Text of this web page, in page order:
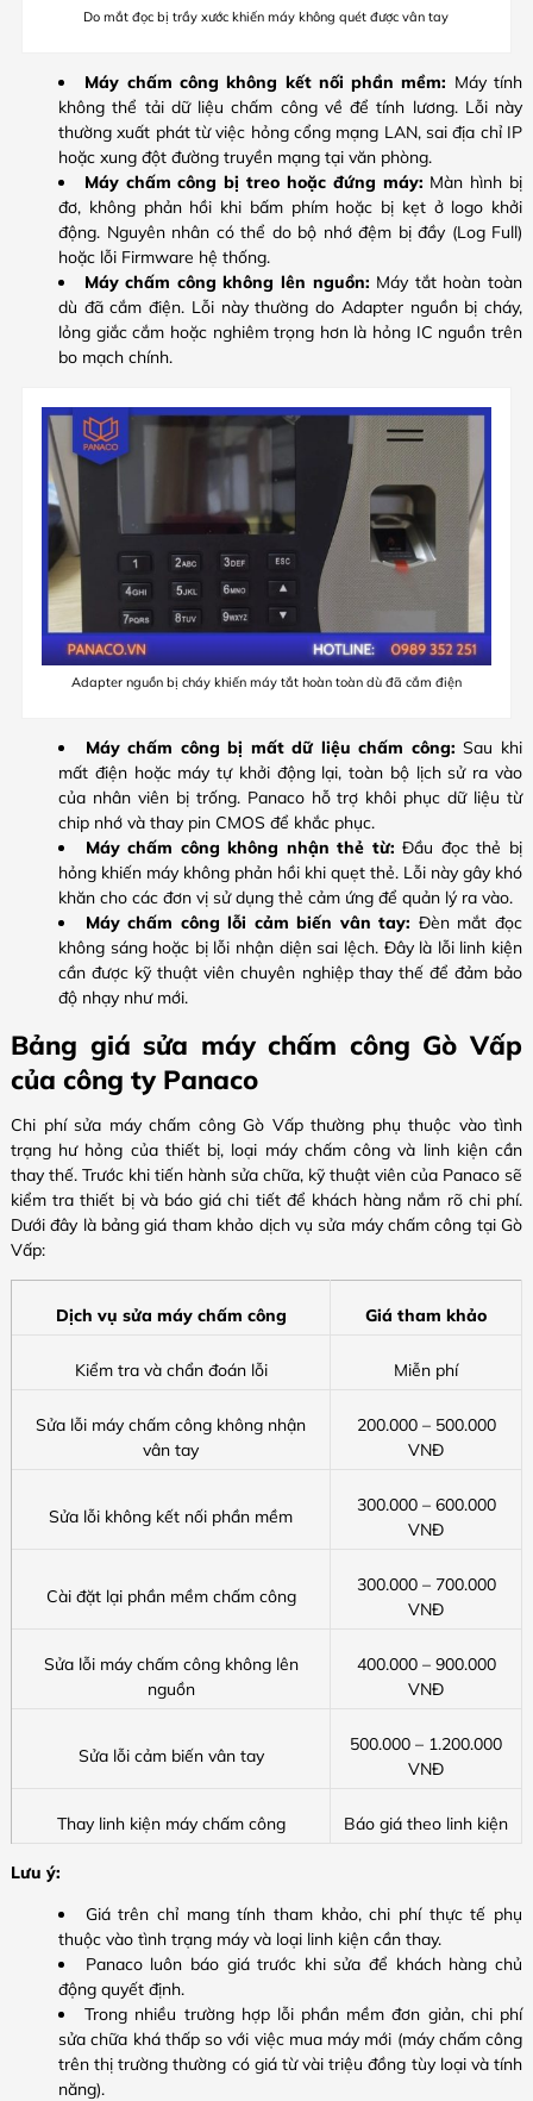
Do mắt đọc bị trầy xước khiến máy không quét được vân tay
Máy chấm công không kết nối phần mềm: Máy tính
không thể tải dữ liệu chấm công về để tính lương. Lỗi này
thường xuất phát từ việc hỏng cổng mạng LAN, sai địa chỉ IP
hoặc xung đột đường truyền mạng tại văn phòng.
Máy chấm công bị treo hoặc đứng máy: Màn hình bị
đơ, không phản hồi khi bấm phím hoặc bị kẹt ở logo khởi
động. Nguyên nhân có thể do bộ nhớ đệm bị đầy (Log Full)
hoặc lỗi Firmware hệ thống.
Máy chấm công không lên nguồn: Máy tắt hoàn toàn
dù đã cắm điện. Lỗi này thường do Adapter nguồn bị cháy,
lỏng giắc cắm hoặc nghiêm trọng hơn là hỏng IC nguồn trên
bo mạch chính.
Adapter nguồn bị cháy khiến máy tắt hoàn toàn dù đã cắm điện
Máy chấm công bị mất dữ liệu chấm công: Sau khi
mất điện hoặc máy tự khởi động lại, toàn bộ lịch sử ra vào
của nhân viên bị trống. Panaco hỗ trợ khôi phục dữ liệu từ
chip nhớ và thay pin CMOS để khắc phục.
Máy chấm công không nhận thẻ từ: Đầu đọc thẻ bị
hỏng khiến máy không phản hồi khi quẹt thẻ. Lỗi này gây khó
khăn cho các đơn vị sử dụng thẻ cảm ứng để quản lý ra vào.
Máy chấm công lỗi cảm biến vân tay: Đèn mắt đọc
không sáng hoặc bị lỗi nhận diện sai lệch. Đây là lỗi linh kiện
cần được kỹ thuật viên chuyên nghiệp thay thế để đảm bảo
độ nhạy như mới.
Bảng giá sửa máy chấm công Gò Vấp
của công ty Panaco
Chi phí sửa máy chấm công Gò Vấp thường phụ thuộc vào tình
trạng hư hỏng của thiết bị, loại máy chấm công và linh kiện cần
thay thế. Trước khi tiến hành sửa chữa, kỹ thuật viên của Panaco sẽ
kiểm tra thiết bị và báo giá chi tiết để khách hàng nắm rõ chi phí.
Dưới đây là bảng giá tham khảo dịch vụ sửa máy chấm công tại Gò
Vấp:
Dịch vụ sửa máy chấm công Giá tham khảo
Kiểm tra và chẩn đoán lỗi Miễn phí
Sửa lỗi máy chấm công không nhận
vân tay
200.000 – 500.000
VNĐ
Sửa lỗi không kết nối phần mềm
300.000 – 600.000
VNĐ
Cài đặt lại phần mềm chấm công
300.000 – 700.000
VNĐ
Sửa lỗi máy chấm công không lên
nguồn
400.000 – 900.000
VNĐ
Sửa lỗi cảm biến vân tay
500.000 – 1.200.000
VNĐ
Thay linh kiện máy chấm công Báo giá theo linh kiện
Lưu ý:
Giá trên chỉ mang tính tham khảo, chi phí thực tế phụ
thuộc vào tình trạng máy và loại linh kiện cần thay.
Panaco luôn báo giá trước khi sửa để khách hàng chủ
động quyết định.
Trong nhiều trường hợp lỗi phần mềm đơn giản, chi phí
sửa chữa khá thấp so với việc mua máy mới (máy chấm công
trên thị trường thường có giá từ vài triệu đồng tùy loại và tính
năng).